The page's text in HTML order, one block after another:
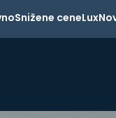
Snižene ceneLux